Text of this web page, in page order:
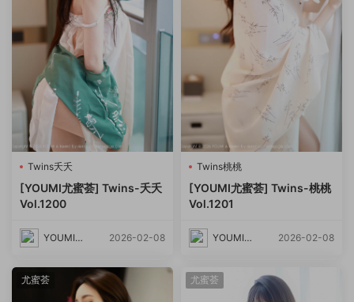
Twins夭夭
[YOUMI尤蜜荟] Twins-夭夭
Vol.1200
YOUMI尤
2026-02-08
Twins桃桃
[YOUMI尤蜜荟] Twins-桃桃
Vol.1201
YOUMI尤
2026-02-08
尤蜜荟 尤蜜荟